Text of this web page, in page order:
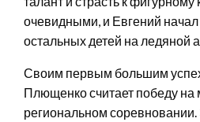
очевидными, и Евгений
остальных детей на ледяной
Своим первым большим
Плющенко считает победу на
региональном соревновании.